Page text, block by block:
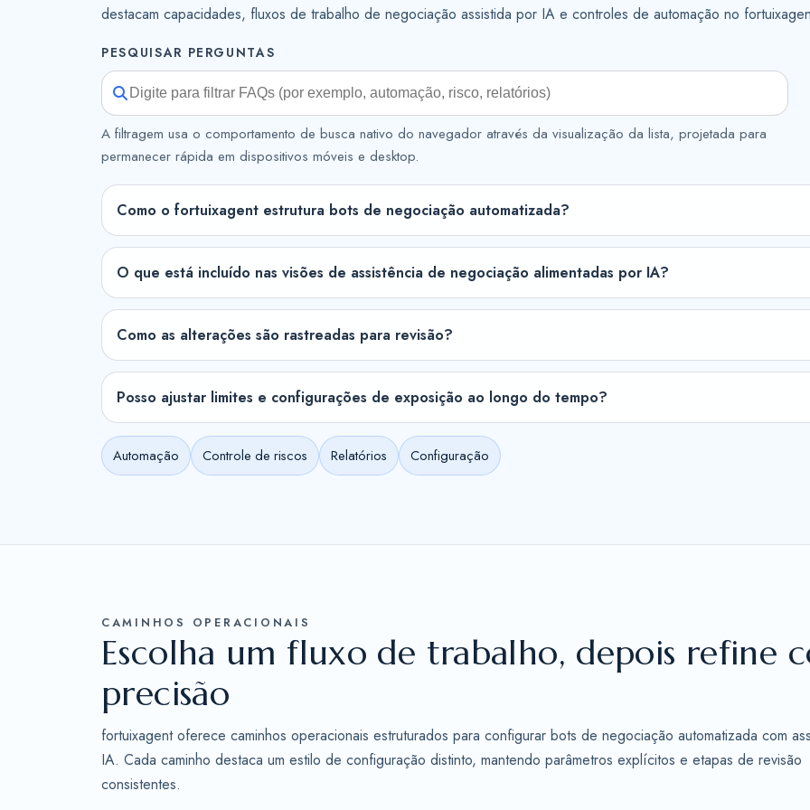
destacam capacidades, fluxos de trabalho de negociação assistida por IA e controles de automação no
PESQUISAR PERGUNTAS
A filtragem usa o comportamento de busca nativo do navegador através da visualização da lista, projetada para
permanecer rápida em dispositivos móveis e desktop.
Como o fortuixagent estrutura bots de negociação automatizada?
O que está incluído nas visões de assistência de negociação alimentadas por IA?
Como as alterações são rastreadas para revisão?
Posso ajustar limites e configurações de exposição ao longo do tempo?
Automação Controle de riscos Relatórios Configuração
CAMINHOS OPERACIONAIS
Escolha um fluxo de trabalho, depois refine
precisão
fortuixagent oferece caminhos operacionais estruturados para configurar bots de negociação automatizada com
IA. Cada caminho destaca um estilo de configuração distinto, mantendo parâmetros explícitos e etapas de revisão
consistentes.